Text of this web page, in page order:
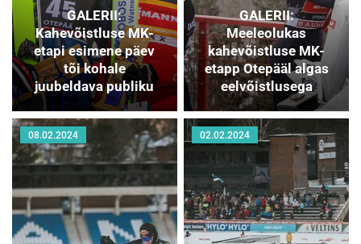
GALERII:
Kahevõistluse MK-
etapi esimene päev
tõi kohale
juubeldava publiku
GALERII:
Meeleolukas
kahevõistluse MK-
etapp Otepääl algas
eelvõistlusega
08.02.2024 02.02.2024